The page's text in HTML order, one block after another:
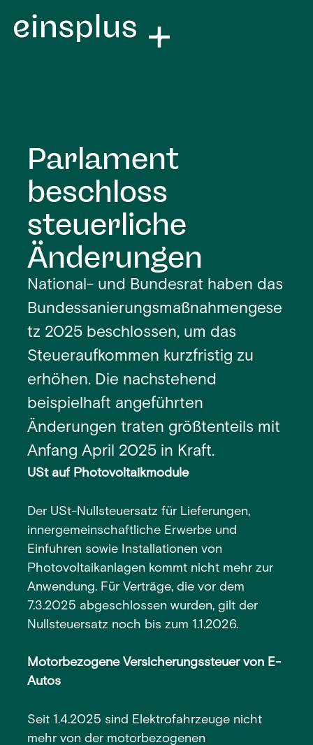
Parlament
beschloss
steuerliche
Änderungen
National- und Bundesrat haben das
Bundessanierungsmaßnahmengese
tz 2025 beschlossen, um das
Steueraufkommen kurzfristig zu
erhöhen. Die nachstehend
beispielhaft angeführten
Änderungen traten größtenteils mit
Anfang April 2025 in Kraft.
USt auf Photovoltaikmodule
Der USt-Nullsteuersatz für Lieferungen,
innergemeinschaftliche Erwerbe und
Einfuhren sowie Installationen von
Photovoltaikanlagen kommt nicht mehr zur
Anwendung. Für Verträge, die vor dem
7.3.2025 abgeschlossen wurden, gilt der
Nullsteuersatz noch bis zum 1.1.2026.
Motorbezogene Versicherungssteuer von E-
Autos
Seit 1.4.2025 sind Elektrofahrzeuge nicht
mehr von der motorbezogenen